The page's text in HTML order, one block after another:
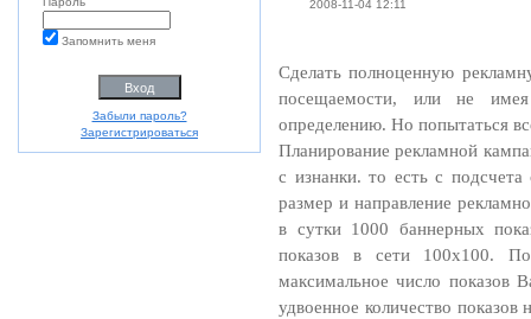
Запомнить меня
Забыли пароль?
Зарегистрироваться
2008-11-04 12:11
Сделать полноценную
посещаемости, или не
определению. Но попытаться
Планирование рекламной
с изнанки. то есть с
размер и направление
в сутки 1000 баннерных
показов в сети 100х100.
максимальное число показов
удвоенное количество